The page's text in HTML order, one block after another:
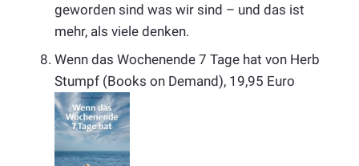
geworden sind was wir sind – und das ist
mehr, als viele denken.
Wenn das Wochenende 7 Tage hat von Herb
Stumpf (Books on Demand), 19,95 Euro